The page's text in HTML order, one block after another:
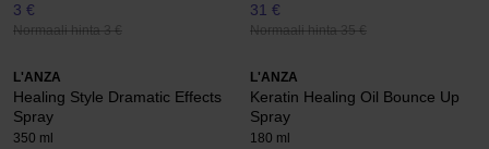
3 €
Normaali hinta 3 €
31 €
Normaali hinta 35 €
L'ANZA
Healing Style Dramatic Effects
Spray
350 ml
L'ANZA
Keratin Healing Oil Bounce Up
Spray
180 ml